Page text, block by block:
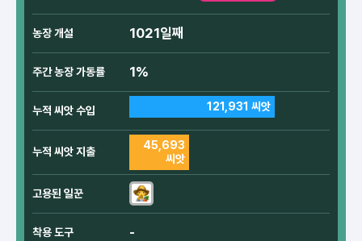
농장 개설 1021일째
주간 농장 가동률 1%
누적 씨앗 수입 121,931 씨앗
누적 씨앗 지출
45,693
씨앗
고용된 일꾼
착용 도구 -